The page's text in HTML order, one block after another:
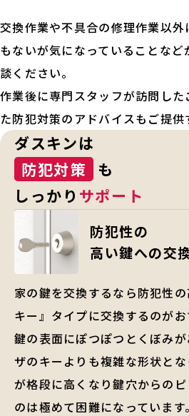
交換作業や不具合の修理作業以
もないが気になっていることな
談ください。
作業後に専門スタッフが訪問し
た防犯対策のアドバイスもご提供
ダスキンは
防犯対策
も
しっかり サポート
防犯性の
高い鍵への交
家の鍵を交換するなら防犯性
キー』タイプに交換するのがお
鍵の表面にぽつぽつとくぼみ
ザのキーよりも複雑な形状と
が格段に高くなり鍵穴からの
のは極めて困難になっています。